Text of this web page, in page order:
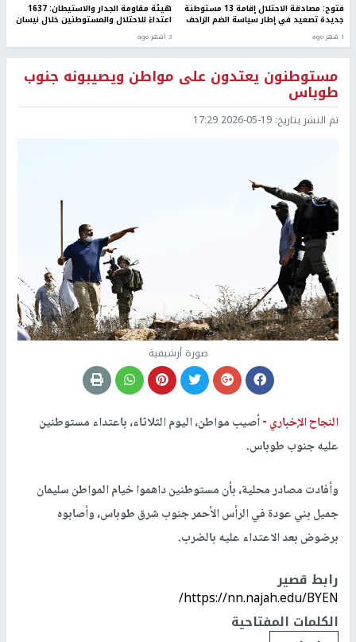
فتوح: مصادقة الاحتلال إقامة 13 مستوطنة
جديدة تصعيد في إطار سياسة الضم الزاحف
1 شهر ago
هيئة مقاومة الجدار والاستيطان: 1637
اعتداءً للاحتلال والمستوطنين خلال نيسان
3 أشهر ago
مستوطنون يعتدون على مواطن ويصيبونه جنوب
طوباس
تم النشر بتاريخ: 2026-05-19 17:29
صورة أرشيفية
النجاح الإخباري -أصيب مواطن، اليوم الثلاثاء، باعتداء مستوطنين
عليه جنوب طوباس.
وأفادت مصادر محلية، بأن مستوطنين داهموا خيام المواطن سليمان
جميل بني عودة في الرأس الأحمر جنوب شرق طوباس، وأصابوه
برضوض بعد الاعتداء عليه بالضرب.
رابط قصير
https://nn.najah.edu/BYEN/
الكلمات المفتاحية